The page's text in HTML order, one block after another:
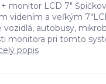
+ monitor LCD 7"
videním a veľkým
vozidlá, autobusy,
monitora pri tomto
popis